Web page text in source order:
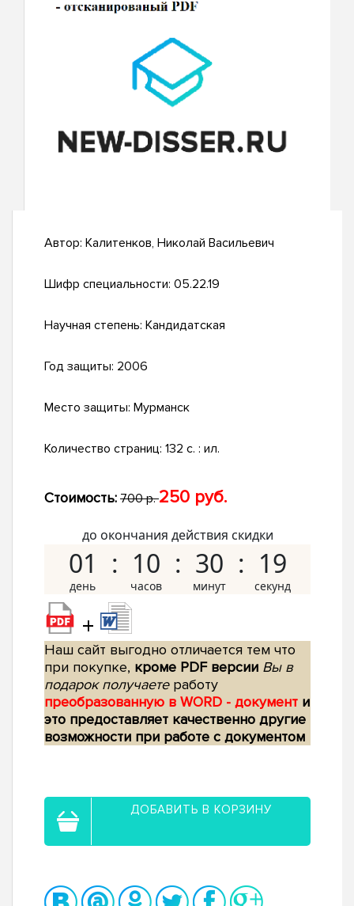
Автор: Калитенков, Николай Васильевич
Шифр специальности: 05.22.19
Научная степень: Кандидатская
Год защиты: 2006
Место защиты: Мурманск
Количество страниц: 132 с. : ил.
Стоимость: 700 р.250 руб.
до окончания действия скидки
01 10 30 18
+
Наш сайт выгодно отличается тем что
при покупке, кроме PDF версии Вы в
подарок получаетеработу
преобразованную в WORD - документ и
это предоставляет качественно другие
возможности при работе с документом
ДОБАВИТЬ В КОРЗИНУ